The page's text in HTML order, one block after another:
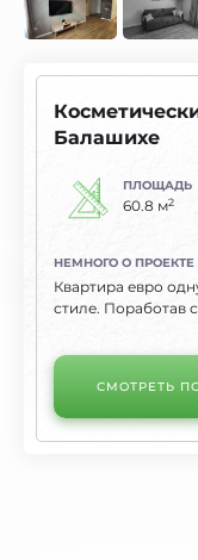
Балашихе
ПЛОЩАДЬ
60.8 м2
НЕМНОГО О ПРОЕКТЕ
Квартира евро
стиле. Поработав
СМОТРЕТЬ